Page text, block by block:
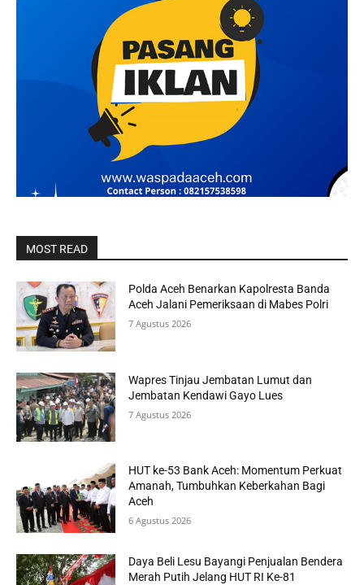
MOST READ
Polda Aceh Benarkan Kapolresta Banda
Aceh Jalani Pemeriksaan di Mabes Polri
7 Agustus 2026
Wapres Tinjau Jembatan Lumut dan
Jembatan Kendawi Gayo Lues
7 Agustus 2026
HUT ke-53 Bank Aceh: Momentum Perkuat
Amanah, Tumbuhkan Keberkahan Bagi
Aceh
6 Agustus 2026
Daya Beli Lesu Bayangi Penjualan Bendera
Merah Putih Jelang HUT RI Ke-81